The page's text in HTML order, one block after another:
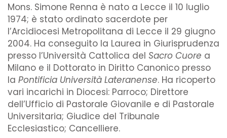
Mons. Simone Renna è nato a Lecce il 10 luglio
1974; è stato ordinato sacerdote per
l’Arcidiocesi Metropolitana di Lecce il 29 giugno
2004. Ha conseguito la Laurea in Giurisprudenza
presso l’Università Cattolica del Sacro Cuore a
Milano e il Dottorato in Diritto Canonico presso
la Pontificia Università Lateranense. Ha ricoperto
vari incarichi in Diocesi: Parroco; Direttore
dell’Ufficio di Pastorale Giovanile e di Pastorale
Universitaria; Giudice del Tribunale
Ecclesiastico; Cancelliere.